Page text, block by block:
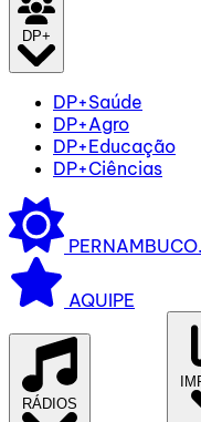
DP+
DP+Saúde
DP+Agro
DP+Educação
DP+Ciências
AQUIPE
RÁDIOS